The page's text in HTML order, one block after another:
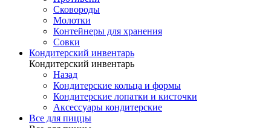
Сковороды
Молотки
Контейнеры для хранения
Совки
Кондитерский инвентарь
Кондитерский инвентарь
Назад
Кондитерские кольца и формы
Кондитерские лопатки и кисточки
Аксессуары кондитерские
Все для пиццы